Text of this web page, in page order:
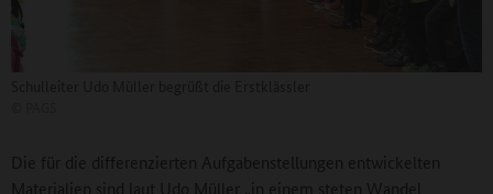
Die für die differenzierten Aufgabenstellungen entwickelten
Materialien sind laut Udo Müller „in einem steten Wandel